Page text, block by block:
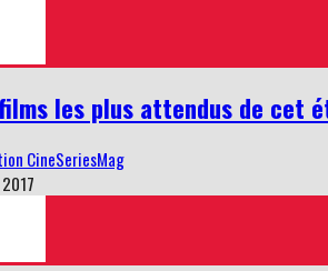
les plus attendus de cet
CineSeriesMag